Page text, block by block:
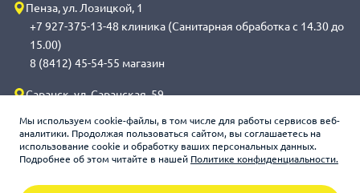
Мы используем cookie-файлы, в том числе для работы сервисов веб-
аналитики. Продолжая пользоваться сайтом, вы соглашаетесь на
использование cookie и обработку ваших персональных данных.
Подробнее об этом читайте в нашей Политике конфиденциальности.
Пенза, ул. Лозицкой, 1
+7 927-375-13-48 клиника (Санитарная обработка с 14.30 до
15.00)
8 (8412) 45-54-55 магазин
Саранск, ул. Саранская, 59
обработка с 14.00 до 14.30)
8 (8342) 272-275 магазин